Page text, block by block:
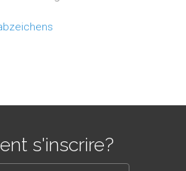
s'inscrire?